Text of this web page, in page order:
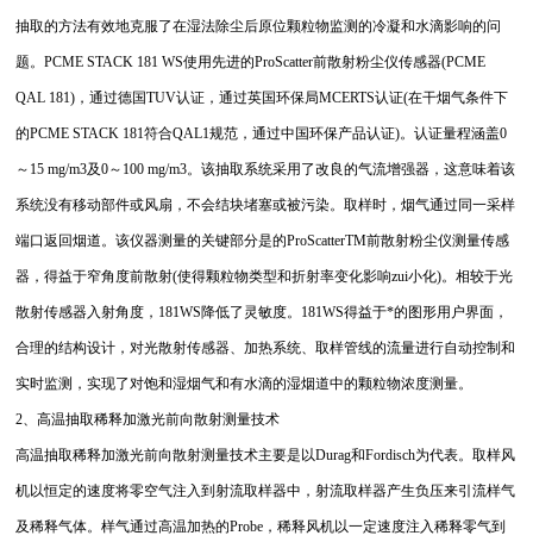
抽取的方法有效地克服了在湿法除尘后原位颗粒物监测的冷凝和水滴影响的问
题。PCME STACK 181 WS使用先进的ProScatter前散射粉尘仪传感器(PCME
QAL 181)，通过德国TUV认证，通过英国环保局MCERTS认证(在干烟气条件下
的PCME STACK 181符合QAL1规范，通过中国环保产品认证)。认证量程涵盖0
～15 mg/m3及0～100 mg/m3。该抽取系统采用了改良的气流增强器，这意味着该
系统没有移动部件或风扇，不会结块堵塞或被污染。取样时，烟气通过同一采样
端口返回烟道。该仪器测量的关键部分是的ProScatterTM前散射粉尘仪测量传感
器，得益于窄角度前散射(使得颗粒物类型和折射率变化影响zui小化)。相较于光
散射传感器入射角度，181WS降低了灵敏度。181WS得益于*的图形用户界面，
合理的结构设计，对光散射传感器、加热系统、取样管线的流量进行自动控制和
实时监测，实现了对饱和湿烟气和有水滴的湿烟道中的颗粒物浓度测量。
2、高温抽取稀释加激光前向散射测量技术
高温抽取稀释加激光前向散射测量技术主要是以Durag和Fordisch为代表。取样风
机以恒定的速度将零空气注入到射流取样器中，射流取样器产生负压来引流样气
及稀释气体。样气通过高温加热的Probe，稀释风机以一定速度注入稀释零气到